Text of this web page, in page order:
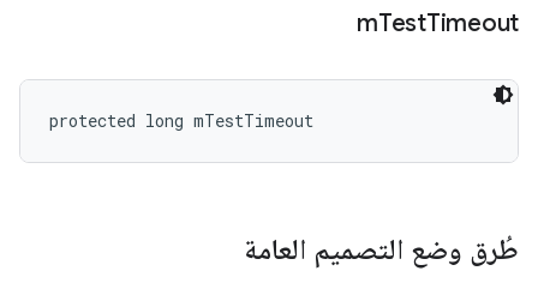
mTestTimeout
protected long mTestTimeout
طُرق وضع التصميم العامة